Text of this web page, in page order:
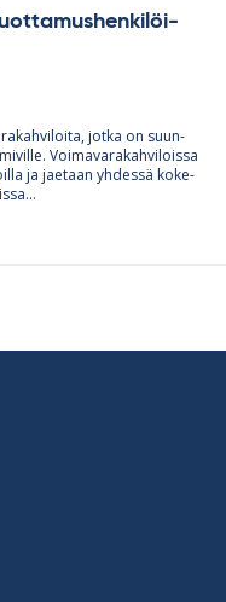
jotka on suun­
Voi­ma­va­ra­kah­vi­loissa
ja jae­taan yh­dessä ko­ke­